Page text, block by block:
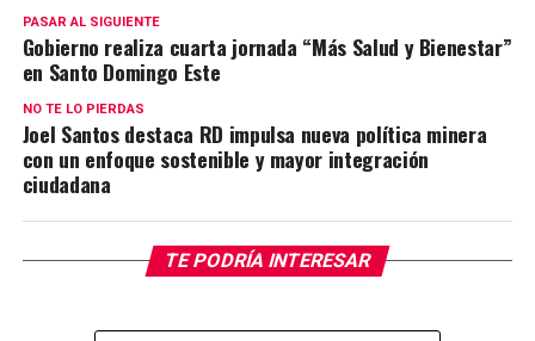
PASAR AL SIGUIENTE
Gobierno realiza cuarta jornada “Más Salud y Bienestar”
en Santo Domingo Este
NO TE LO PIERDAS
Joel Santos destaca RD impulsa nueva política minera
con un enfoque sostenible y mayor integración
ciudadana
TE PODRÍA INTERESAR